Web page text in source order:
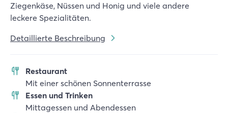
Ziegenkäse, Nüssen und Honig und viele andere
leckere Spezialitäten.
Detaillierte Beschreibung
Restaurant
Mit einer schönen Sonnenterrasse
Essen und Trinken
Mittagessen und Abendessen